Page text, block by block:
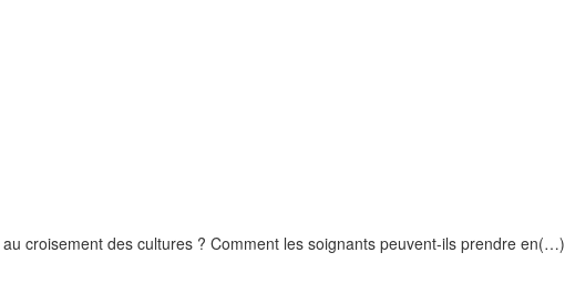
croisement des cultures ? Comment les soignants peuvent-ils prendre en(…)